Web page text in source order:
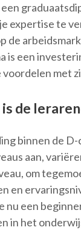
expertise te
de
is een
met
de
binnen de
aan,
om
en
nu een
in het